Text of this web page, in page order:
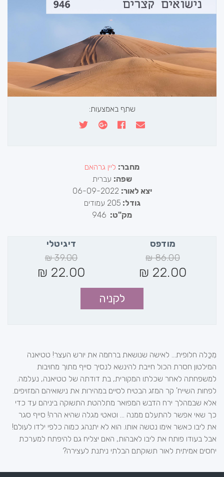
שתף באמצעות:
מחבר: ליין גרהאם
שפה: עברית
יצא לאור: 06-09-2022
גודל: 205 עמודים
מק"ט:
מודפס
86.00
₪
22.00
₪
דיגיטלי
39.00
₪
22.00
₪
לקניה
מִכַּלה חלופית... לאישה שנושאת ברחמה את יורש העצר! טטיאנה
המילטון חסרת הכול חייבת להינשא לנסיך סייף מתוך מחויבות
למשפחתה לאחר שכלתו המקורית, בת דודתה של טטיאנה, נעלמה.
לפחות השייח' קר המזג הבטיח לסיים במהירות את נישואיהם המזויפים.
אלא שבמהלך ירח הדבש המפואר מתלהטת התשוקה ביניהם עד כדי
כך שאי אפשר להתעלם ממנה ... וטאטי מגלה שהיא הרה! סייף סגר
את ליבו כאשר אימו נטשה אותו. הוא לא יתנהג כמוה כלפי ילדו לעולם!
אבל בעודו פותח את ליבו לאבהות, האם יצליח גם להיפתח למערכת
יחסים אמיתית לאור תשוקתם הבלתי ניתנת לעצירה?